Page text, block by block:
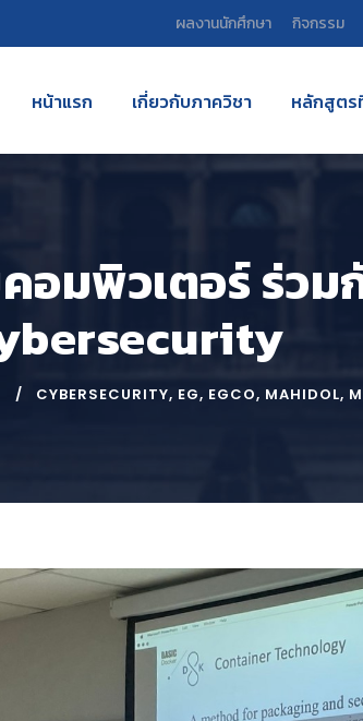
ผลงานนักศึกษา กิจกรรม
หน้าแรก เกี่ยวกับภาควิชา หลักสูตร
มพิวเตอร์ ร่วม
CYBERSECURITY, EG, EGCO, MAHIDOL,